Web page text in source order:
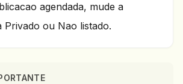
agendada, mude a
Privado ou Nao listado.